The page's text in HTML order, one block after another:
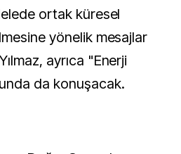
ortak küresel
yönelik mesajlar
ayrıca "Enerji
da konuşacak.